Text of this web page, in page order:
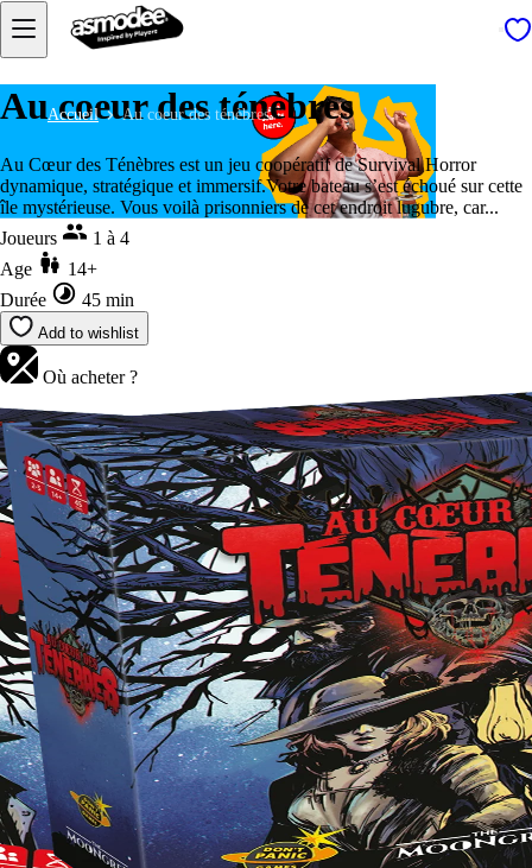
Accueil Au coeur des ténèbres
Au coeur des ténèbres
Au Cœur des Ténèbres est un jeu coopératif de Survival Horror
dynamique, stratégique et immersif.Votre bateau s’est échoué sur cette
île mystérieuse. Vous voilà prisonniers de cet endroit lugubre, car...
Joueurs
1 à 4
Age
14+
Durée
45 min
Add to wishlist
Où acheter ?